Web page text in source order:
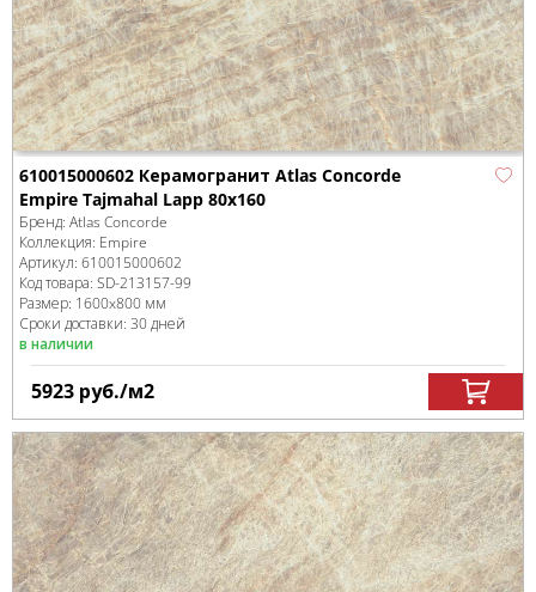
610015000602 Керамогранит Atlas Concorde
Empire Tajmahal Lapp 80x160
Бренд: Atlas Concorde
Коллекция: Empire
Артикул: 610015000602
Код товара: SD-213157-99
Размер: 1600x800 мм
Сроки доставки: 30 дней
в наличии
5923 руб./м2